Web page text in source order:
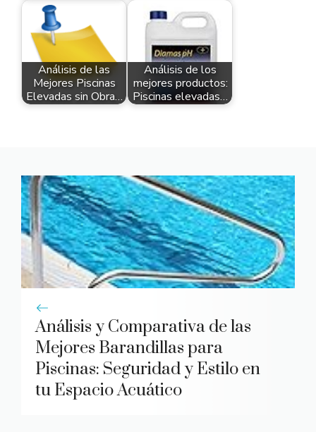
Análisis de las
Mejores Piscinas
Elevadas sin Obra…
Análisis de los
mejores productos:
Piscinas elevadas…
Análisis y Comparativa de las
Mejores Barandillas para
Piscinas: Seguridad y Estilo en
tu Espacio Acuático